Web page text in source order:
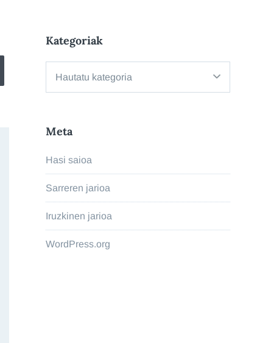
Kategoriak
Meta
Hasi saioa
Sarreren jarioa
Iruzkinen jarioa
WordPress.org